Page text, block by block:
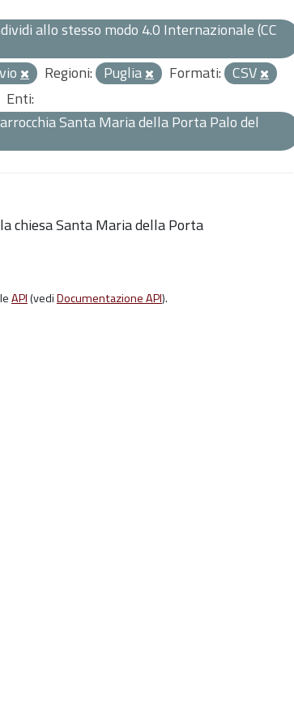
allo stesso modo 4.0 Internazionale (CC
Regioni: Puglia Formati: CSV
Enti:
Santa Maria della Porta Palo del
chiesa Santa Maria della Porta
API(vediDocumentazione API).